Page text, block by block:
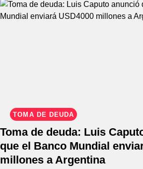
TOMA DE DEUDA
Toma de deuda: Luis
que el Banco Mundial
millones a Argentina